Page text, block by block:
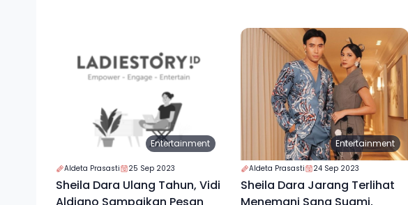
Entertainment
Aldeta Prasasti 25 Sep 2023
Sheila Dara Ulang Tahun, Vidi
Entertainment
Aldeta Prasasti 24 Sep 2023
Sheila Dara Jarang Terlihat